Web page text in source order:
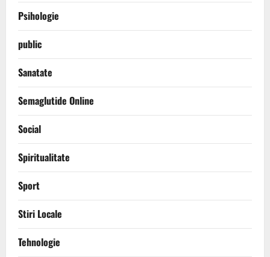
Psihologie
public
Sanatate
Semaglutide Online
Social
Spiritualitate
Sport
Stiri Locale
Tehnologie